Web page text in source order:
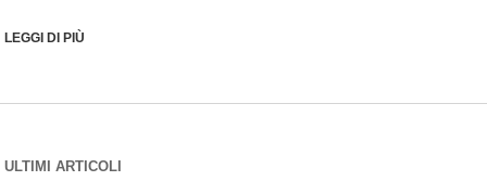
LEGGI DI PIÙ
ULTIMI ARTICOLI